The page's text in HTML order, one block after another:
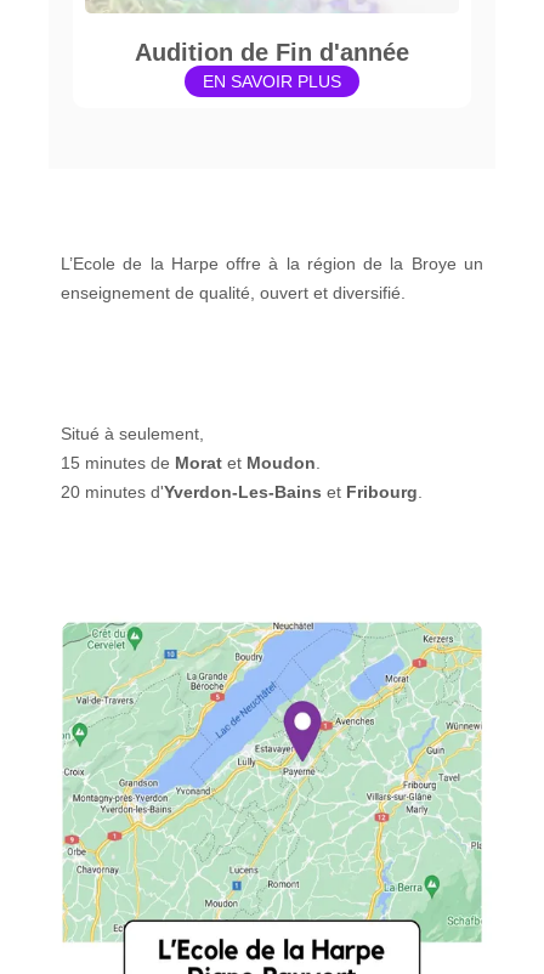
Audition de Fin d'année
EN SAVOIR PLUS
L’Ecole de la Harpe offre à la région de la Broye un
enseignement de qualité, ouvert et diversifié.
Situé à seulement,
15 minutes de Morat et Moudon
20 minutes d'Yverdon-Les-Bains et Fribourg